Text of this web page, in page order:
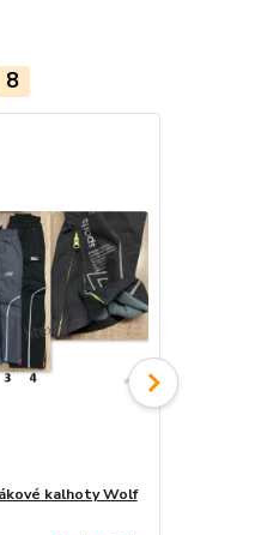
8
kalhoty Wolf